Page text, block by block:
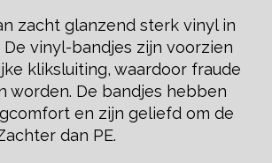
zacht glanzend sterk vinyl in
De vinyl-bandjes zijn voorzien
kliksluiting, waardoor fraude
worden. De bandjes hebben
en zijn geliefd om de
dan PE.